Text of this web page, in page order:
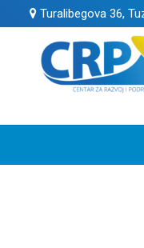
Turalibegova 36,